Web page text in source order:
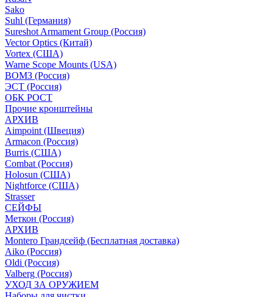
Sako
Suhl (Германия)
Sureshot Armament Group (Россия)
Vector Optics (Китай)
Vortex (США)
Warne Scope Mounts (USA)
ВОМЗ (Россия)
ЭСТ (Россия)
ОБК РОСТ
Прочие кронштейны
АРХИВ
Aimpoint (Швеция)
Armacon (Россия)
Burris (США)
Combat (Россия)
Holosun (США)
Nightforce (США)
Strasser
СЕЙФЫ
Меткон (Россия)
АРХИВ
Montero Грандсейф (Бесплатная доставка)
Aiko (Россия)
Oldi (Россия)
Valberg (Россия)
УХОД ЗА ОРУЖИЕМ